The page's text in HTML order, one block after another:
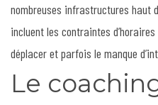
nombreuses infrastructures haut
incluent les contraintes
déplacer et parfois le manque
Le